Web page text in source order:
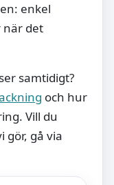
enkel
när det
samtidigt?
och hur
Vill du
gör, gå via